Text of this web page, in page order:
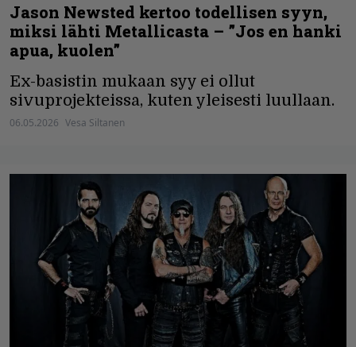
Jason Newsted kertoo todellisen syyn,
miksi lähti Metallicasta – ”Jos en hanki
apua, kuolen”
Ex-basistin mukaan syy ei ollut
sivuprojekteissa, kuten yleisesti luullaan.
06.05.2026 Vesa Siltanen